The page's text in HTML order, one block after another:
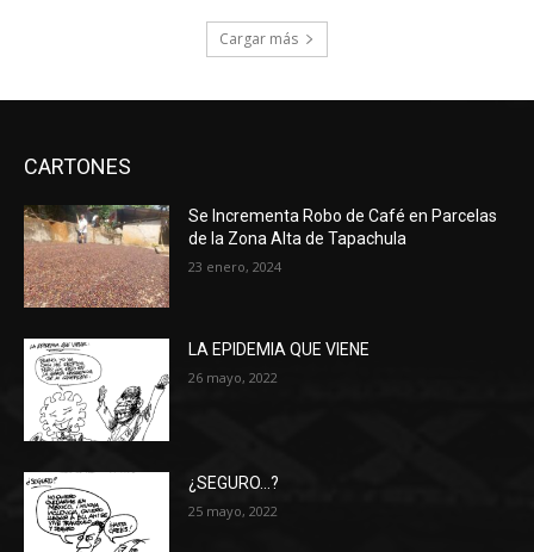
Cargar más
CARTONES
Se Incrementa Robo de Café en Parcelas
de la Zona Alta de Tapachula
23 enero, 2024
LA EPIDEMIA QUE VIENE
26 mayo, 2022
¿SEGURO…?
25 mayo, 2022